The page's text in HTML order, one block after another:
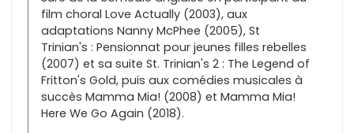
film choral Love Actually (2003), aux
adaptations Nanny McPhee (2005), St
Trinian's : Pensionnat pour jeunes filles rebelles
(2007) et sa suite St. Trinian's 2 : The Legend of
Fritton's Gold, puis aux comédies musicales à
succès Mamma Mia! (2008) et Mamma Mia!
Here We Go Again (2018).